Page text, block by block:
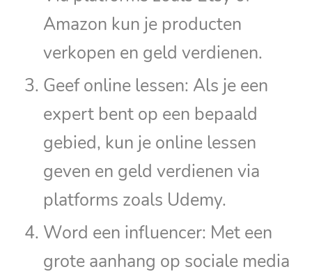
Amazon kun je producten
verkopen en geld verdienen.
Geef online lessen: Als je een
expert bent op een bepaald
gebied, kun je online lessen
geven en geld verdienen via
platforms zoals Udemy.
Word een influencer: Met een
grote aanhang op sociale media